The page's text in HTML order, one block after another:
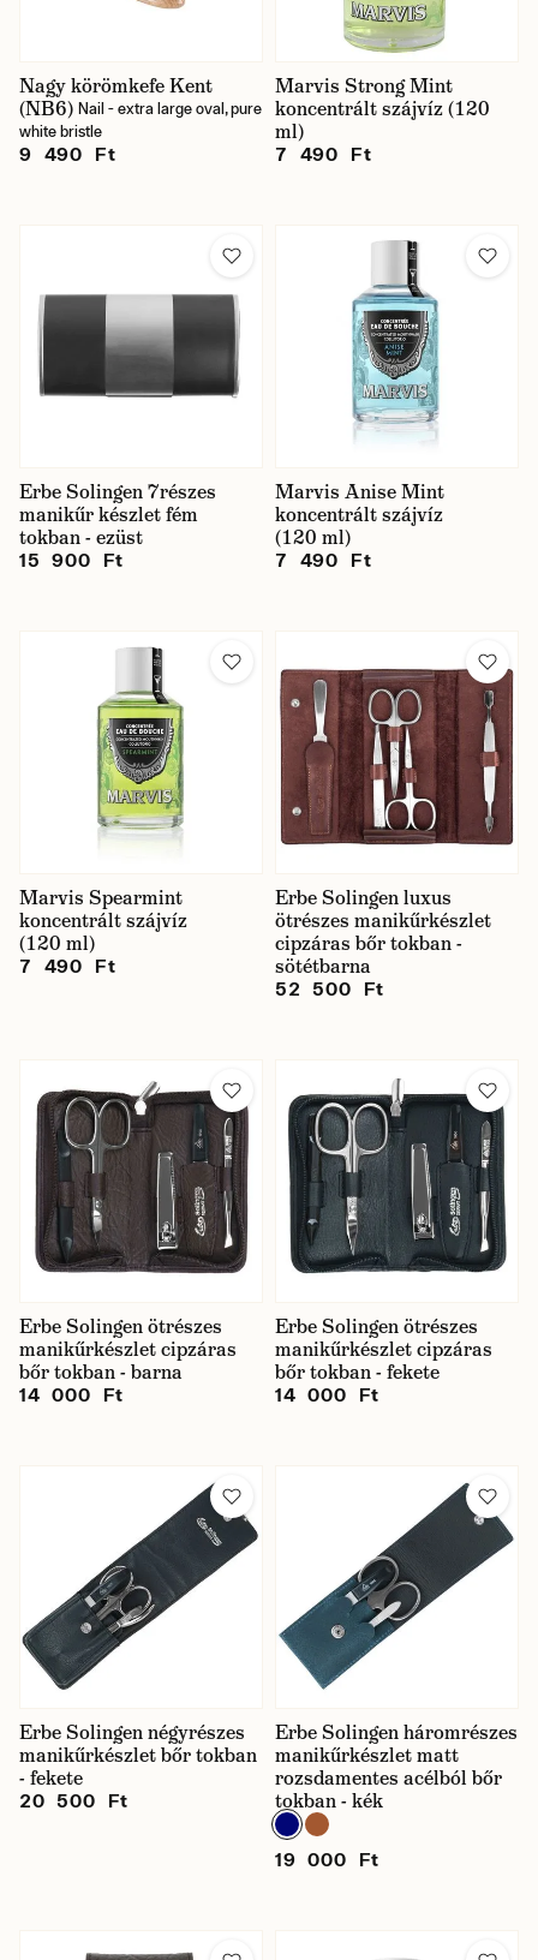
Nagy körömkefe Kent
(NB6) Nail - extra large oval, pure
white bristle
9 490 Ft
Marvis Strong Mint
koncentrált szájvíz (120
ml)
7 490 Ft
Erbe Solingen 7részes
manikűr készlet fém
tokban - ezüst
15 900 Ft
Marvis Anise Mint
koncentrált szájvíz
(120 ml)
7 490 Ft
Marvis Spearmint
koncentrált szájvíz
(120 ml)
7 490 Ft
Erbe Solingen luxus
ötrészes manikűrkészlet
cipzáras bőr tokban -
sötétbarna
52 500 Ft
Erbe Solingen ötrészes
manikűrkészlet cipzáras
bőr tokban - barna
14 000 Ft
Erbe Solingen ötrészes
manikűrkészlet cipzáras
bőr tokban - fekete
14 000 Ft
Erbe Solingen négyrészes
manikűrkészlet bőr tokban
- fekete
20 500 Ft
Erbe Solingen háromrészes
manikűrkészlet matt
rozsdamentes acélból bőr
tokban - kék
19 000 Ft